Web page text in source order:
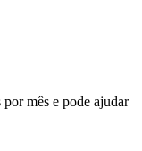
mês e pode ajudar